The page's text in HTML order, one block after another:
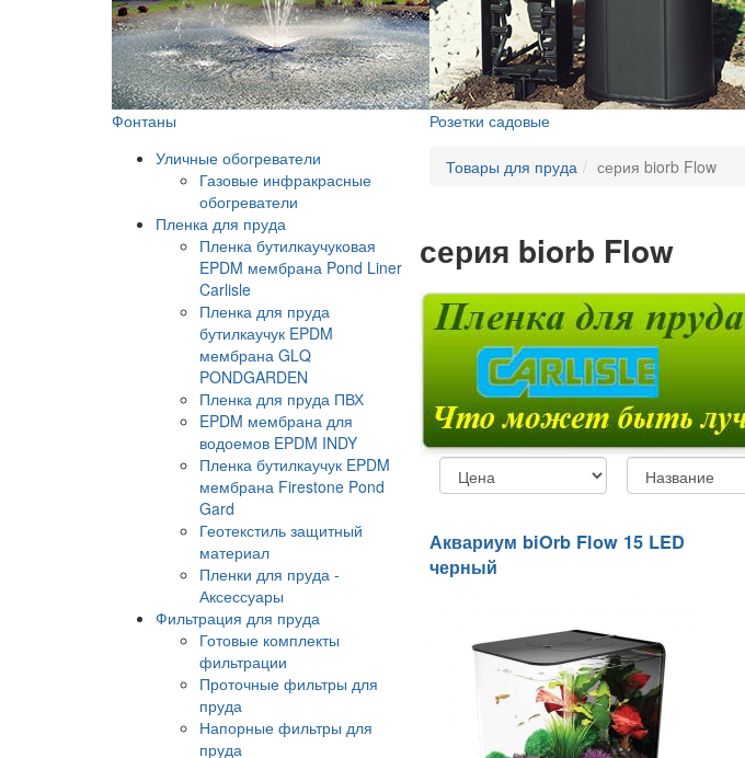
Фонтаны Розетки садовые
Уличные обогреватели
Газовые инфракрасные
обогреватели
Пленка для пруда
Пленка бутилкаучуковая
EPDM мембрана Pond Liner
Carlisle
Пленка для пруда
бутилкаучук EPDM
мембрана GLQ
PONDGARDEN
Пленка для пруда ПВХ
EPDM мембрана для
водоемов EPDM INDY
Пленка бутилкаучук EPDM
мембрана Firestone Pond
Gard
Геотекстиль защитный
материал
Пленки для пруда -
Аксессуары
Фильтрация для пруда
Готовые комплекты
фильтрации
Проточные фильтры для
пруда
Напорные фильтры для
пруда
Товары для пруда серия biorb Flow
серия biorb Flow
Аквариум biOrb Flow 15 LED
черный